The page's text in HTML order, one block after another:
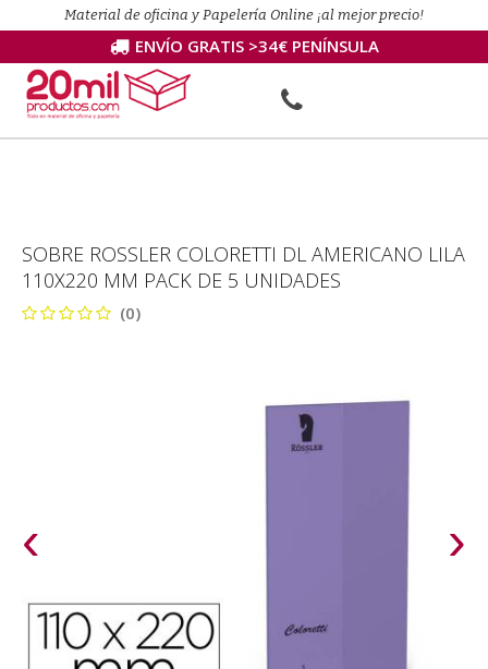
Material de oficina y Papelería Online ¡al mejor precio!
ENVÍO GRATIS >34€ PENÍNSULA
SOBRE ROSSLER COLORETTI DL AMERICANO LILA
110X220 MM PACK DE 5 UNIDADES
(0)
‹ ›